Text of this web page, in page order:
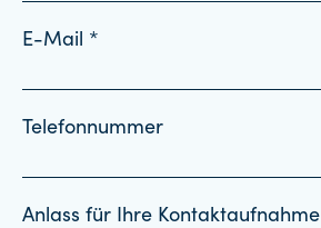
E-Mail *
Telefonnummer
Anlass für Ihre Kontaktaufnahme